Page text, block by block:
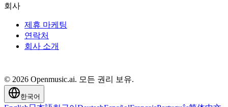
회사
제휴 마케팅
연락처
회사 소개
© 2026 Openmusic.ai. 모든 권리 보유.
한국어